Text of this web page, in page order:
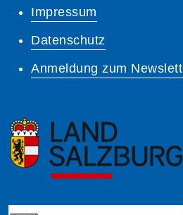
Impressum
Datenschutz
Anmeldung zum